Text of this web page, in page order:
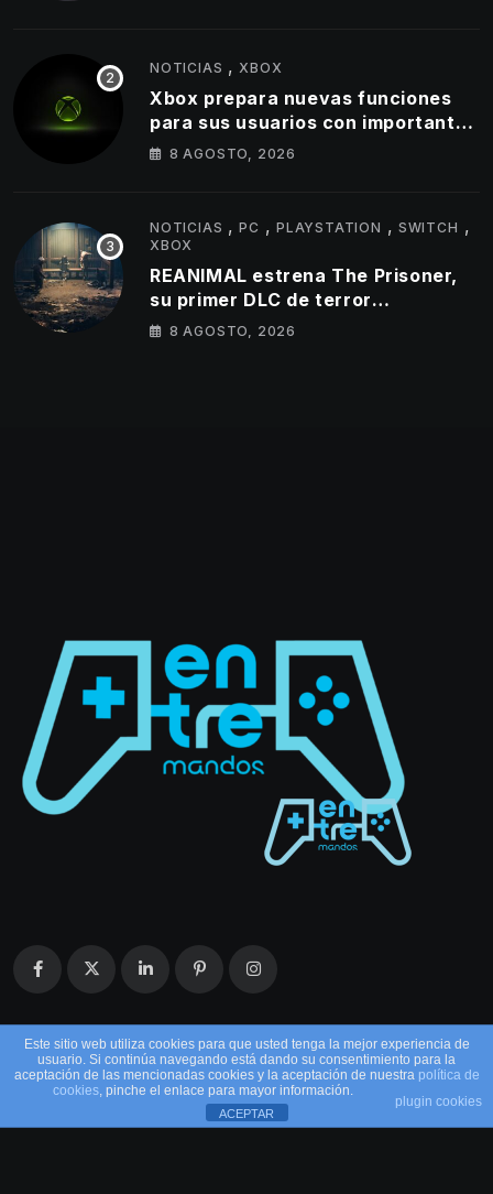
NOTICIAS , XBOX
Xbox prepara nuevas funciones
para sus usuarios con importantes
cambios en capturas y logros
8 AGOSTO, 2026
NOTICIAS ,PC ,PLAYSTATION , SWITCH ,
XBOX
REANIMAL estrena The Prisoner,
su primer DLC de terror
cooperativo
8 AGOSTO, 2026
© 2026 EntreMandos. Todos los derechos
Este sitio web utiliza cookies para que usted tenga la mejor experiencia de
usuario. Si continúa navegando está dando su consentimiento para la
aceptación de las mencionadas cookies y la aceptación de nuestra política de
cookies, pinche el enlace para mayor información.
plugin cookies
ACEPTAR